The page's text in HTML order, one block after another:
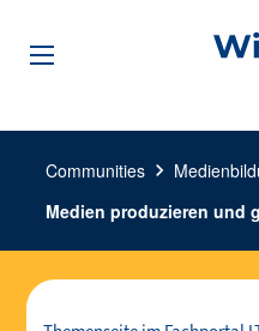
Communities chevron_right
Medien produzieren und